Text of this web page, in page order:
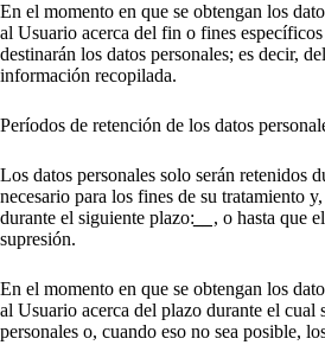
En el momento en que se obtengan los
al Usuario acerca del fin o fines
destinarán los datos personales; es decir,
información recopilada.
Períodos de retención de los datos
Los datos personales solo serán retenidos
necesario para los fines de su tratamiento
durante el siguiente plazo:
, o hasta que
supresión.
En el momento en que se obtengan los
al Usuario acerca del plazo durante el cual
personales o, cuando eso no sea posible,